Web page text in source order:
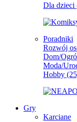
Dla dzieci
Poradniki
Rozwój
Dom/
Moda/
Hobby
Gry
Karciane